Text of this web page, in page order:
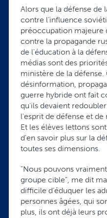
Alors que la défense de
contre l’influence
préoccupation majeure
contre la propagande
de l'éducation à la
médias sont des
ministère de la défense.
désinformation,
guerre hybride ont fait
qu'ils devaient
l'esprit de défense et de
Et les élèves lettons
d'en savoir plus sur la
toutes ses dimensions.
"Nous pouvons
groupe cible", me dit
difficile d’éduquer les
personnes âgées, qui
plus, ils ont déjà leurs